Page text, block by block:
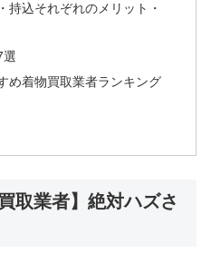
持込それぞれのメリット・
選
め着物買取業者ランキング
取業者】絶対ハズさ